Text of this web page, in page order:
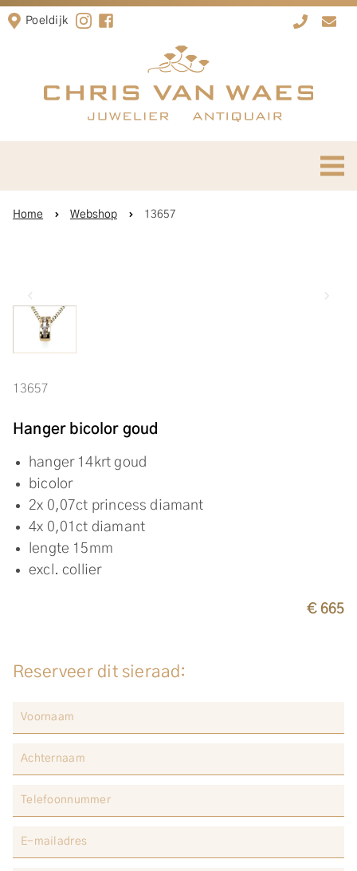
Poeldijk
Home Webshop 13657
13657
Hanger bicolor goud
hanger 14krt goud
bicolor
2x 0,07ct princess diamant
4x 0,01ct diamant
lengte 15mm
excl. collier
€ 665
Reserveer dit sieraad: